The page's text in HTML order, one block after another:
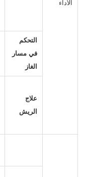
الأداء
التحكم
في مسار
الغاز
علاج
الريش